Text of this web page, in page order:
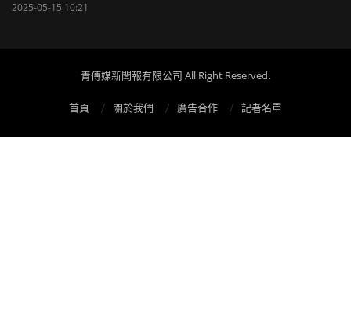
2025-05-15 10:21
青傳媒新聞報有限公司 All Right Reserved.
首頁 關於我們 廣告合作 記者名單